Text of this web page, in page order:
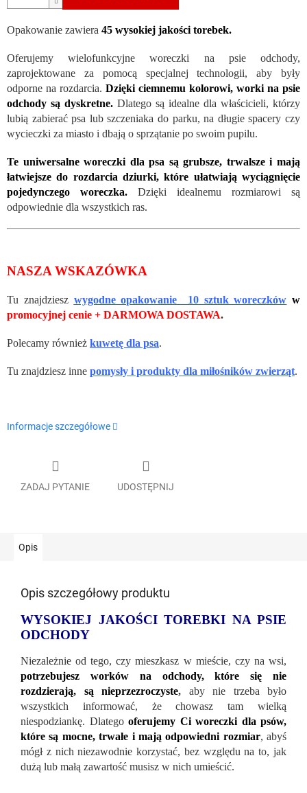
Opakowanie zawiera 45 wysokiej jakości torebek.
Oferujemy wielofunkcyjne woreczki na psie odchody,
zaprojektowane za pomocą specjalnej technologii, aby były
odporne na rozdarcia. Dzięki ciemnemu kolorowi, worki na psie
odchody są dyskretne. Dlatego są idealne dla właścicieli, którzy
lubią zabierać psa lub szczeniaka do parku, na długie spacery czy
wycieczki za miasto i dbają o sprzątanie po swoim pupilu.
Te uniwersalne woreczki dla psa są grubsze, trwalsze i mają
łatwiejsze do rozdarcia dziurki, które ułatwiają wyciągnięcie
pojedynczego woreczka. Dzięki idealnemu rozmiarowi są
odpowiednie dla wszystkich ras.
NASZA WSKAZÓWKA
Tu znajdziesz wygodne opakowanie 10 sztuk woreczków w
promocyjnej cenie + DARMOWA DOSTAWA.
Polecamy również kuwetę dla psa.
Tu znajdziesz inne pomysły i produkty dla miłośników zwierząt.
Informacje szczegółowe
ZADAJ PYTANIE UDOSTĘPNIJ
Opis
Opis szczegółowy produktu
WYSOKIEJ JAKOŚCI TOREBKI NA PSIE
ODCHODY
Niezależnie od tego, czy mieszkasz w mieście, czy na wsi,
potrzebujesz worków na odchody, które się nie
rozdzierają, są nieprzezroczyste, aby nie trzeba było
wszystkich informować, że chowasz tam wielką
niespodziankę. Dlatego oferujemy Ci woreczki dla psów,
które są mocne, trwałe i mają odpowiedni rozmiar, abyś
mógł z nich niezawodnie korzystać, bez względu na to, jak
dużą lub małą zawartość musisz w nich umieścić.